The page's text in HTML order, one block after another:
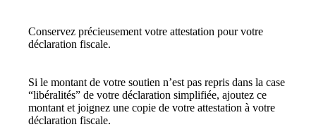
Conservez précieusement votre attestation pour votre
déclaration fiscale.
Si le montant de votre soutien n’est pas repris dans la case
“libéralités” de votre déclaration simplifiée, ajoutez ce
montant et joignez une copie de votre attestation à votre
déclaration fiscale.